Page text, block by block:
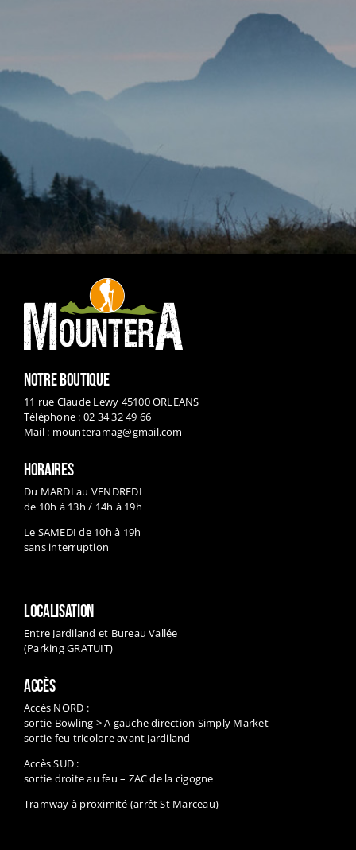
NOTRE BOUTIQUE
11 rue Claude Lewy 45100 ORLEANS
Téléphone : 02 34 32 49 66
Mail : mounteramag@gmail.com
HORAIRES
Du MARDI au VENDREDI
de 10h à 13h / 14h à 19h
Le SAMEDI de 10h à 19h
sans interruption
LOCALISATION
Entre Jardiland et Bureau Vallée
(Parking GRATUIT)
ACCÈS
Accès NORD :
sortie Bowling > A gauche direction Simply Market
sortie feu tricolore avant Jardiland
Accès SUD :
sortie droite au feu – ZAC de la cigogne
Tramway à proximité (arrêt St Marceau)